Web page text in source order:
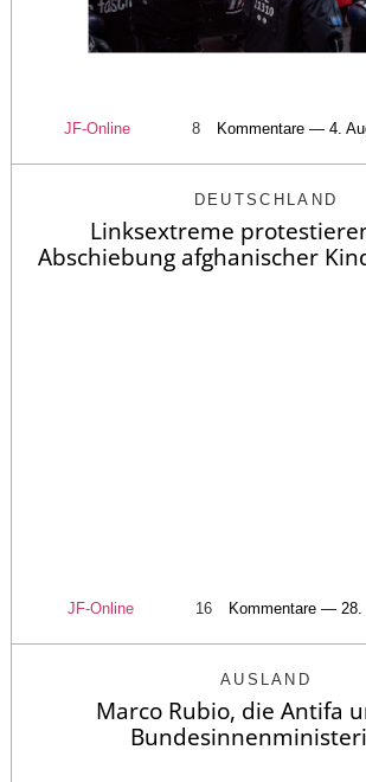
JF-Online 8 Kommentare — 4.
DEUTSCHLAND
Linksextreme
Abschiebung afghanischer
JF-Online 16 Kommentare — 28.
AUSLAND
Marco Rubio, die Antifa